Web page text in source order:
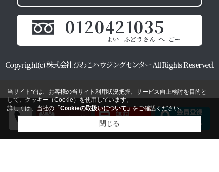
0120421035
Copyright(c) 株式会社びわこハウジングセンター All Rights Reserved.
当サイトでは、お客様の当サイト利用状況把握、サービス向上検討を目的と
して、クッキー（Cookie）を使用しています。
詳しくは、当社の 「Cookieの取扱いについて」 をご確認ください。
閉じる